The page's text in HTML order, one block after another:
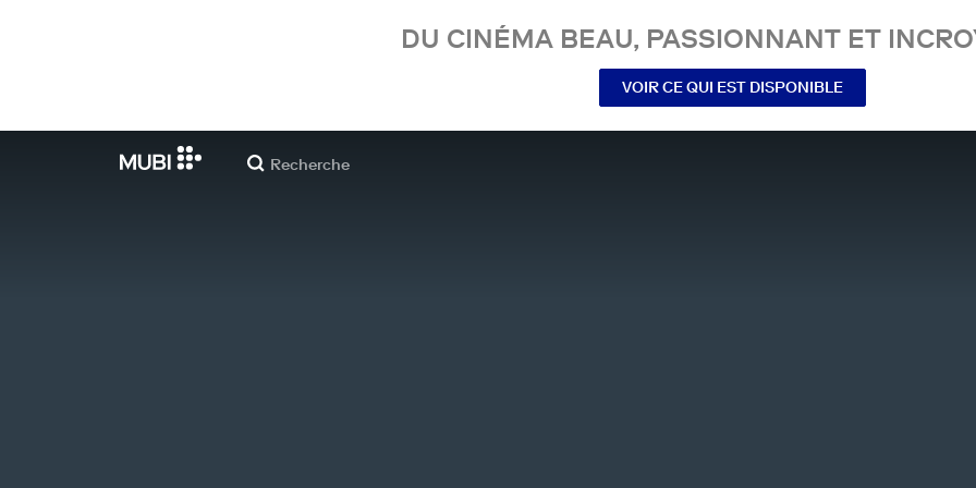
DU CINÉMA BEAU, PASSIONNANT ET
VOIR CE QUI EST DISPONIBLE